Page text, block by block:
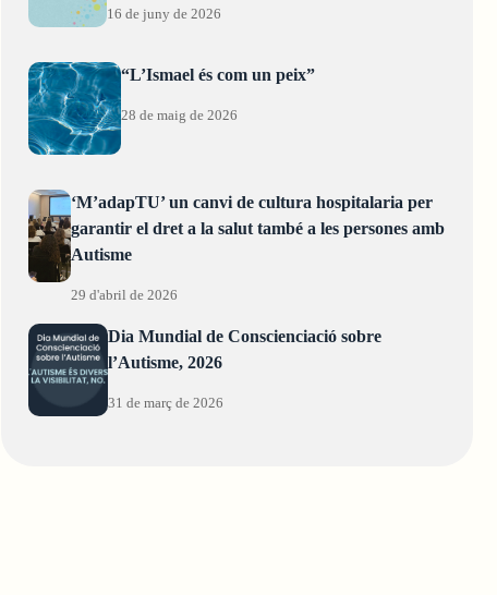
16 de juny de 2026
“L’Ismael és com un peix”
28 de maig de 2026
‘M’adapTU’ un canvi de cultura hospitalaria per
garantir el dret a la salut també a les persones amb
Autisme
29 d'abril de 2026
Dia Mundial de Conscienciació sobre
l’Autisme, 2026
31 de març de 2026